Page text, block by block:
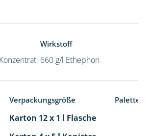
Wirkstoff
660 g/l Ethephon
Verpackungsgröße
Karton 12 x 1 l Flasche